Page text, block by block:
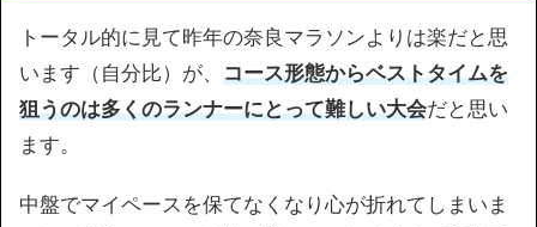
トータル的に見て昨年の奈良マラソンよりは楽だと思
います（自分比）が、 コース形態からベストタイムを
狙うのは多くのランナーにとって難しい大会だと思い
ます。
中盤でマイペースを保てなくなり心が折れてしまいま